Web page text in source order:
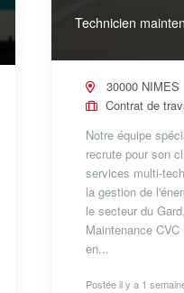
Technicien
30000 NIMES
Contrat de
Notre équipe
recrute pour son
services multi-
la gestion de
le secteur du
Maintenance
en...
Postée il y a 1